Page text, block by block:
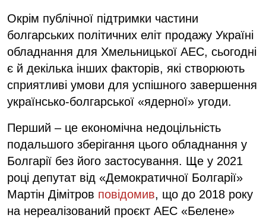
Окрім публічної підтримки частини
болгарських політичних еліт продажу Україні
обладнання для Хмельницької АЕС, сьогодні
є й декілька інших факторів, які створюють
сприятливі умови для успішного завершення
українсько-болгарської «ядерної» угоди.
Перший – це економічна недоцільність
подальшого зберігання цього обладнання у
Болгарії без його застосування. Ще у 2021
році депутат від «Демократичної Болгарії»
Мартін Дімітров повідомив, що до 2018 року
на нереалізований проєкт АЕС «Белене»